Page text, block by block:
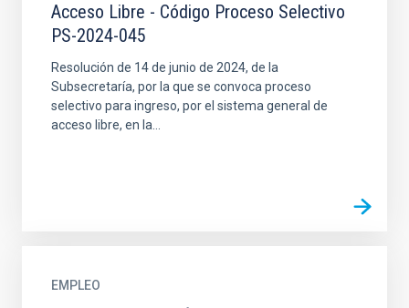
Acceso Libre - Código Proceso Selectivo
PS-2024-045
Resolución de 14 de junio de 2024, de la
Subsecretaría, por la que se convoca proceso
selectivo para ingreso, por el sistema general de
acceso libre, en la...
EMPLEO